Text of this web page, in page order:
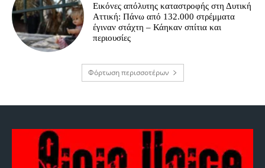
Εικόνες απόλυτης καταστροφής στη Δυτική
Αττική: Πάνω από 132.000 στρέμματα
έγιναν στάχτη – Κάηκαν σπίτια και
περιουσίες
Φόρτωση περισσοτέρων